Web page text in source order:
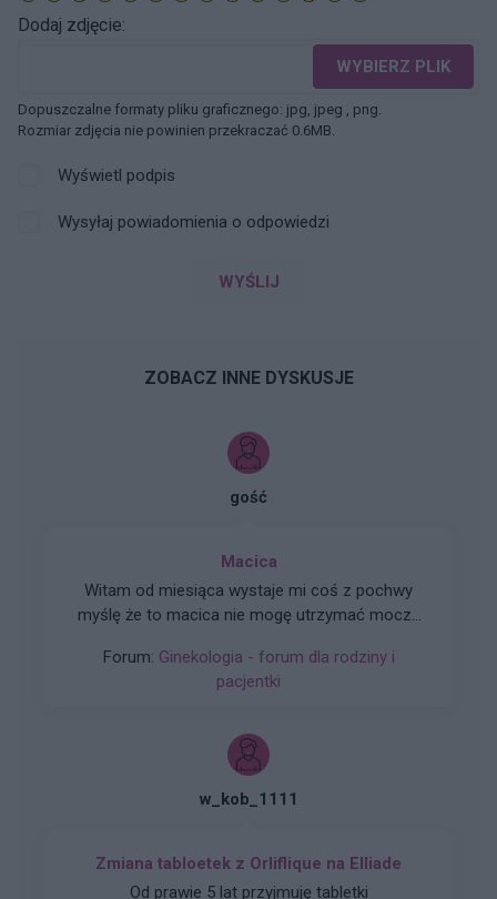
Dodaj zdjęcie:
WYBIERZ PLIK
Dopuszczalne formaty pliku graficznego: jpg, jpeg , png.
Rozmiar zdjęcia nie powinien przekraczać 0.6MB.
Wyświetl podpis
Wysyłaj powiadomienia o odpowiedzi
WYŚLIJ
ZOBACZ INNE DYSKUSJE
gość
Macica
Witam od miesiąca wystaje mi coś z pochwy
myślę że to macica nie mogę utrzymać moczu
Forum: Ginekologia - forum dla rodziny i
pacjentki
w_kob_1111
Zmiana tabloetek z Orliflique na Elliade
Od prawie 5 lat przyjmuję tabletki